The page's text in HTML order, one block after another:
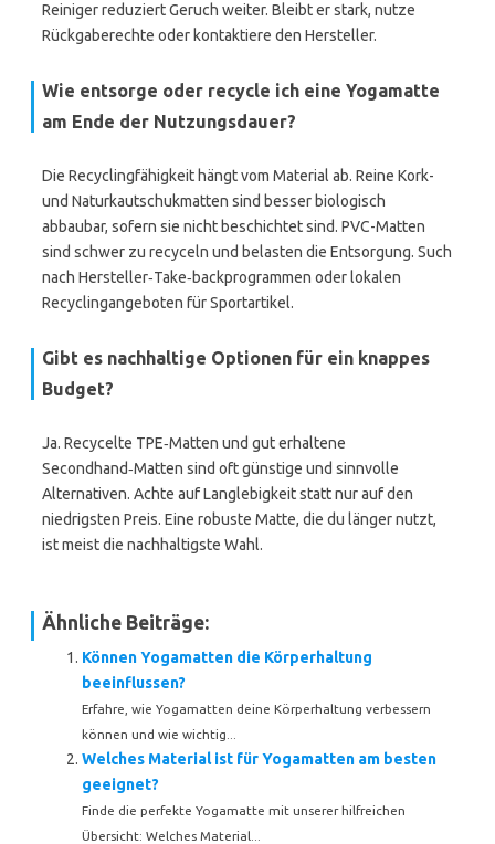
Reiniger reduziert Geruch weiter. Bleibt er stark, nutze
Rückgaberechte oder kontaktiere den Hersteller.
Wie entsorge oder recycle ich eine Yogamatte
am Ende der Nutzungsdauer?
Die Recyclingfähigkeit hängt vom Material ab. Reine Kork-
und Naturkautschukmatten sind besser biologisch
abbaubar, sofern sie nicht beschichtet sind. PVC-Matten
sind schwer zu recyceln und belasten die Entsorgung. Such
nach Hersteller‑Take‑backprogrammen oder lokalen
Recyclingangeboten für Sportartikel.
Gibt es nachhaltige Optionen für ein knappes
Budget?
Ja. Recycelte TPE‑Matten und gut erhaltene
Secondhand‑Matten sind oft günstige und sinnvolle
Alternativen. Achte auf Langlebigkeit statt nur auf den
niedrigsten Preis. Eine robuste Matte, die du länger nutzt,
ist meist die nachhaltigste Wahl.
Ähnliche Beiträge:
Können Yogamatten die Körperhaltung
beeinflussen?
Erfahre, wie Yogamatten deine Körperhaltung verbessern
können und wie wichtig...
Welches Material ist für Yogamatten am besten
geeignet?
Finde die perfekte Yogamatte mit unserer hilfreichen
Übersicht: Welches Material...